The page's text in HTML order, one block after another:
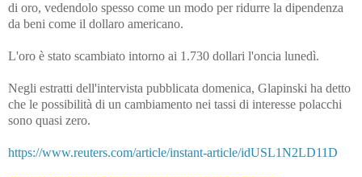
di oro, vedendolo spesso come un modo per ridurre la dipendenza
da beni come il dollaro americano.
L'oro è stato scambiato intorno ai 1.730 dollari l'oncia lunedì.
Negli estratti dell'intervista pubblicata domenica, Glapinski ha detto
che le possibilità di un cambiamento nei tassi di interesse polacchi
sono quasi zero.
https://www.reuters.com/article/instant-article/idUSL1N2LD11D